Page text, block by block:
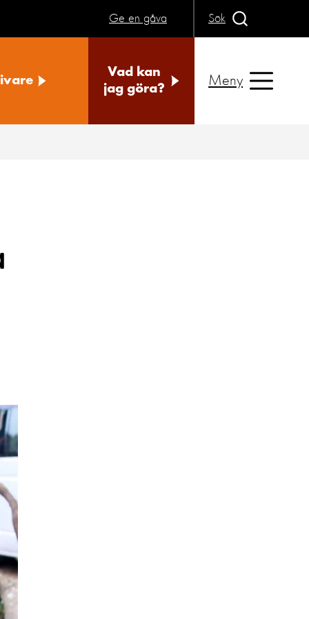
Ge en gåva Sök
Vad kan
jag göra?
Meny